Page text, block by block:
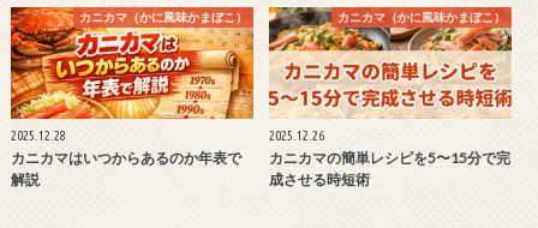
カニカマ（かに風味かまぼこ）
2025.12.28
カニカマはいつからあるのか年表で
解説
カニカマ（かに風味かまぼこ）
2025.12.26
カニカマの簡単レシピを5〜15分で完
成させる時短術